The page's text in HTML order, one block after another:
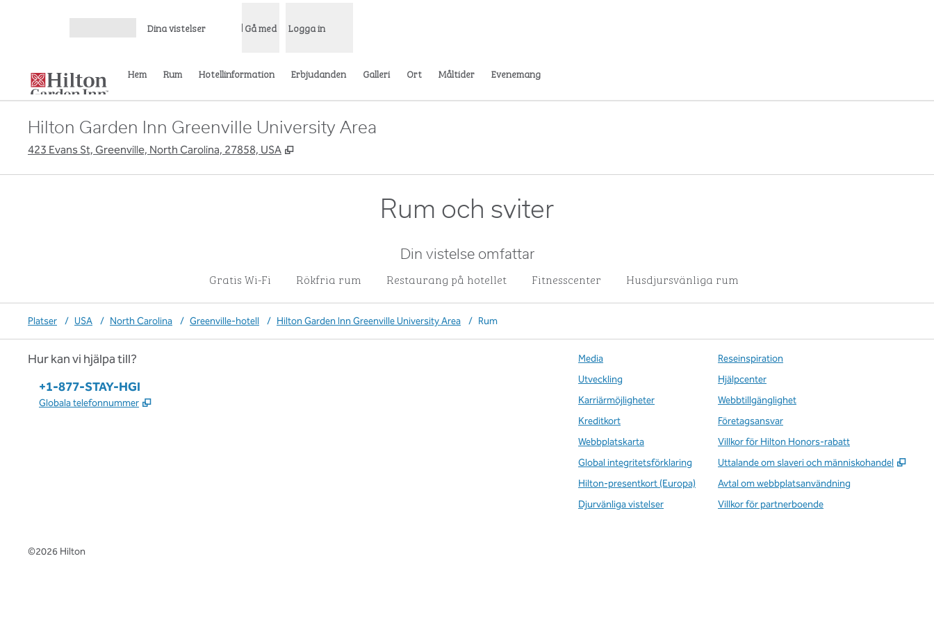
Dina vistelser Gå med Logga in
Hem Rum Hotellinformation Erbjudanden Galleri Ort Måltider Evenemang
Hilton Garden Inn Greenville University Area
423 Evans St, Greenville, North Carolina, 27858, USA ,
Rum och sviter
Din vistelse omfattar
Gratis Wi-Fi Rökfria rum Restaurang på hotellet Fitnesscenter Husdjursvänliga rum
Platser / USA / North Carolina / Greenville-hotell / Hilton Garden Inn Greenville University Area / Rum
Hur kan vi hjälpa till?
Telefon:
+1-877-STAY-HGI
Globala telefonnummer ,
Media
Utveckling
Karriärmöjligheter
Kreditkort
Webbplatskarta
Global integritetsförklaring
Hilton-presentkort (Europa)
Djurvänliga vistelser
Reseinspiration
Hjälpcenter
Webbtillgänglighet
Företagsansvar
Villkor för Hilton Honors-rabatt
Uttalande om slaveri och människohandel
,
Avtal om webbplatsanvändning
Villkor för partnerboende
©2026 Hilton